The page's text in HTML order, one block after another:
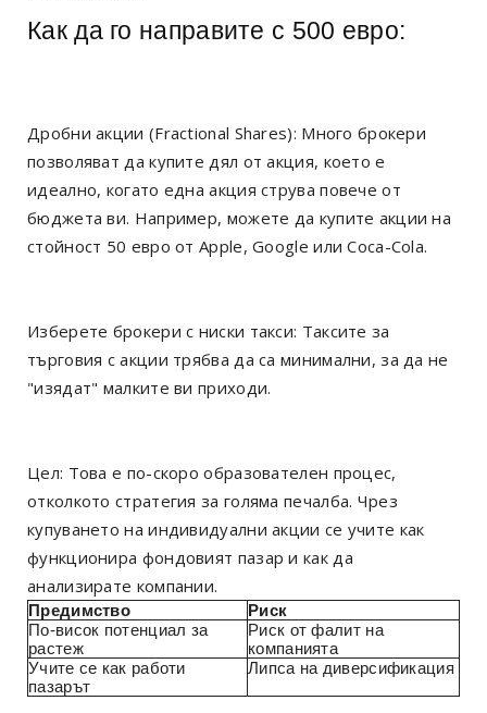
Как да го направите с 500 евро:
Дробни акции (Fractional Shares): Много брокери
позволяват да купите дял от акция, което е
идеално, когато една акция струва повече от
бюджета ви. Например, можете да купите акции на
стойност 50 евро от Apple, Google или Coca-Cola.
Изберете брокери с ниски такси: Таксите за
търговия с акции трябва да са минимални, за да не
"изядат" малките ви приходи.
Цел: Това е по-скоро образователен процес,
отколкото стратегия за голяма печалба. Чрез
купуването на индивидуални акции се учите как
функционира фондовият пазар и как да
анализирате компании.
Предимство
Риск
По-висок потенциал за
растеж
Риск от фалит на
компанията
Учите се как работи
пазарът
Липса на диверсификация